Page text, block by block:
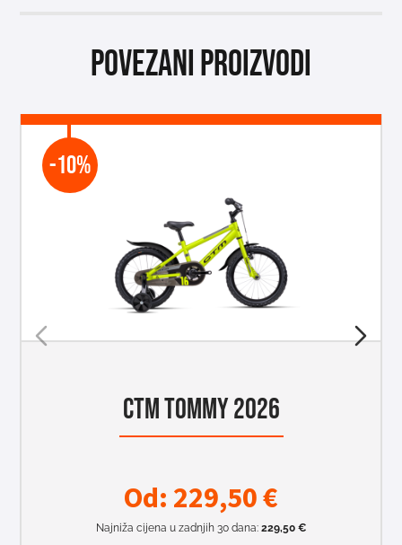
Povezani proizvodi
-10%
CTM TOMMY 2026
Od:229,50€
Najniža cijena u zadnjih 30 dana: 229,50 €